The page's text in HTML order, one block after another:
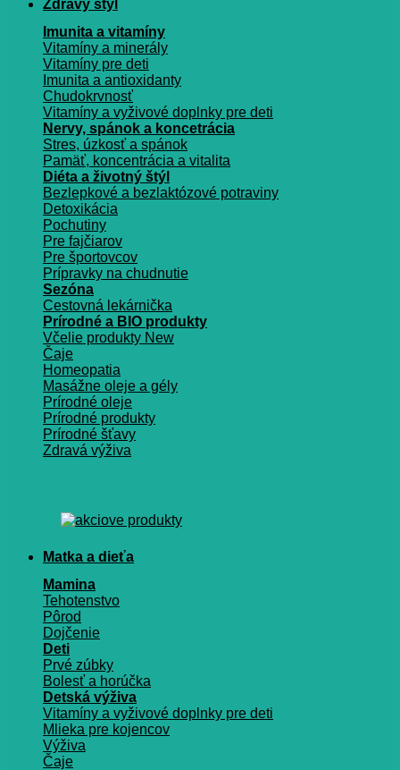
Zdravý štýl
Imunita a vitamíny
Vitamíny a minerály
Vitamíny pre deti
Imunita a antioxidanty
Chudokrvnosť
Vitamíny a vyživové doplnky pre deti
Nervy, spánok a koncetrácia
Stres, úzkosť a spánok
Pamäť, koncentrácia a vitalita
Diéta a životný štýl
Bezlepkové a bezlaktózové potraviny
Detoxikácia
Pochutiny
Pre fajčiarov
Pre športovcov
Prípravky na chudnutie
Sezóna
Cestovná lekárnička
Prírodné a BIO produkty
Včelie produkty
Čaje
Homeopatia
Masážne oleje a gély
Prírodné oleje
Prírodné produkty
Prírodné šťavy
Zdravá výživa
Matka a dieťa
Mamina
Tehotenstvo
Pôrod
Dojčenie
Deti
Prvé zúbky
Bolesť a horúčka
Detská výživa
Vitamíny a vyživové doplnky pre deti
Mlieka pre kojencov
Výživa
Čaje